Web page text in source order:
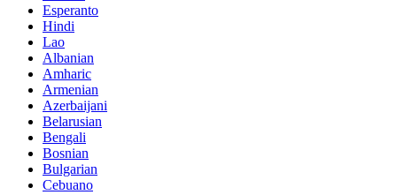
Esperanto
Hindi
Lao
Albanian
Amharic
Armenian
Azerbaijani
Belarusian
Bengali
Bosnian
Bulgarian
Cebuano